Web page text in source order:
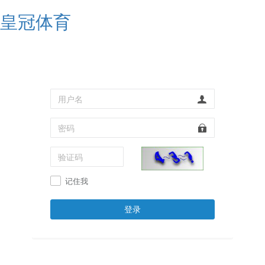
皇冠体育
记住我
登录